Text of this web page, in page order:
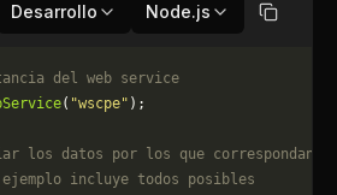
Desarrollo Node.js Copiar
del web service
( "wscpe" );
los datos por los que correspondan.
incluye todos posibles